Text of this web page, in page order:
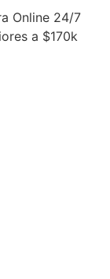
Online 24/7
a $170k